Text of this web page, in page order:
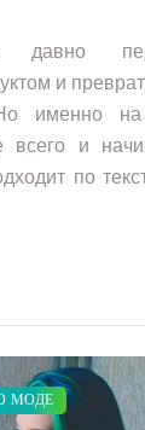
давно
и
именно
и
по
МОДЕ